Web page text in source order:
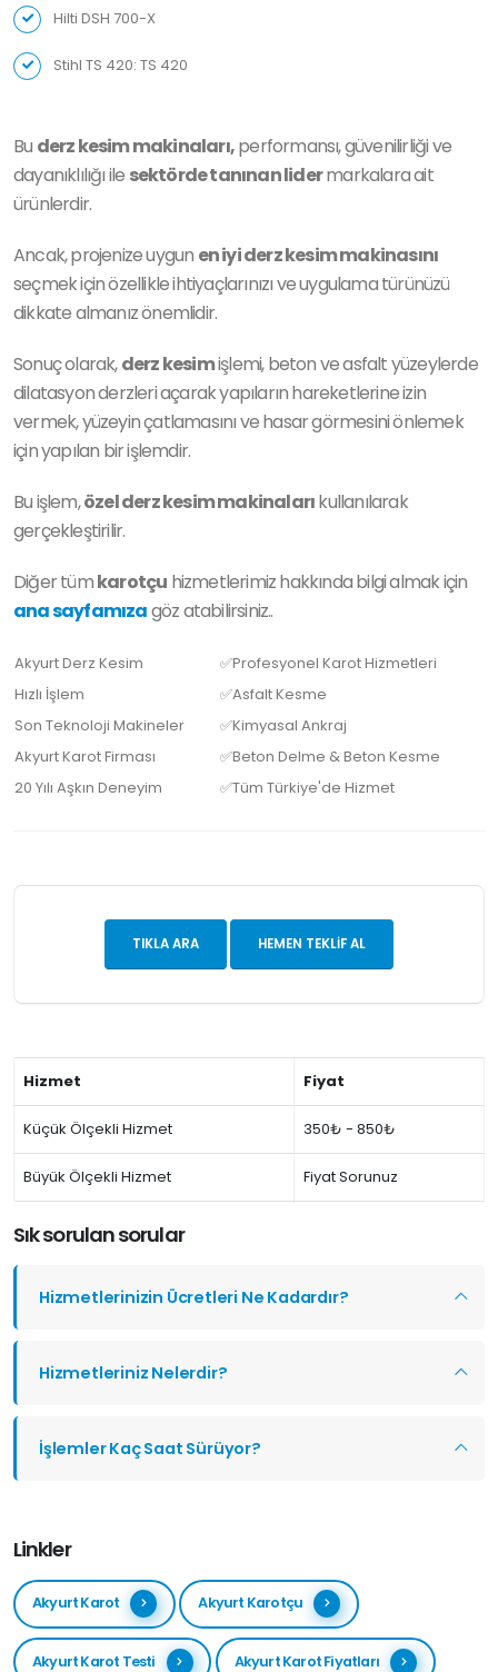
Hilti DSH 700-X
Stihl TS 420: TS 420
Bu derz kesim makinaları,performansı, güvenilirliği ve
dayanıklılığı ile sektörde tanınan lidermarkalara ait
ürünlerdir.
Ancak, projenize uygun en iyi derz kesim makinasını
seçmek için özellikle ihtiyaçlarınızı ve uygulama türünüzü
dikkate almanız önemlidir.
Sonuç olarak,derz kesimişlemi, beton ve asfalt yüzeylerde
dilatasyon derzleri açarak yapıların hareketlerine izin
vermek, yüzeyin çatlamasını ve hasar görmesini önlemek
için yapılan bir işlemdir.
Bu işlem,özel derz kesim makinalarıkullanılarak
gerçekleştirilir.
Diğer tümkarotçu hizmetlerimiz hakkında bilgi almak için
ana sayfamızagöz atabilirsiniz..
Akyurt Derz Kesim
✅Profesyonel Karot Hizmetleri
Hızlı İşlem
✅Asfalt Kesme
Son Teknoloji Makineler
✅Kimyasal Ankraj
Akyurt Karot Firması
✅Beton Delme & Beton Kesme
20 Yılı Aşkın Deneyim
✅Tüm Türkiye'de Hizmet
TIKLA ARA HEMEN TEKLIF AL
Hizmet Fiyat
Küçük Ölçekli Hizmet 350₺ - 850₺
Büyük Ölçekli Hizmet Fiyat Sorunuz
Sık sorulan sorular
Hizmetlerinizin Ücretleri Ne Kadardır?
Hizmetleriniz Nelerdir?
İşlemler Kaç Saat Sürüyor?
Linkler
Akyurt Karot Akyurt Karotçu
Akyurt Karot Testi Akyurt Karot Fiyatları